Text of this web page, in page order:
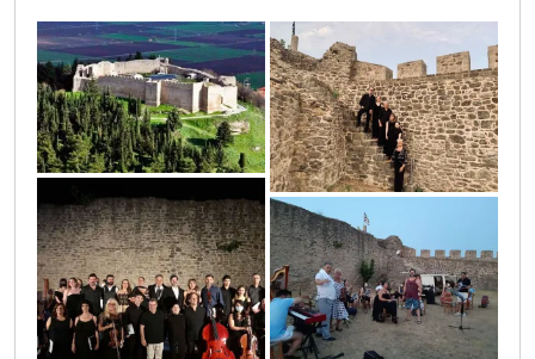
unnamed_6 unnamed_5
unnamed_4 unnamed